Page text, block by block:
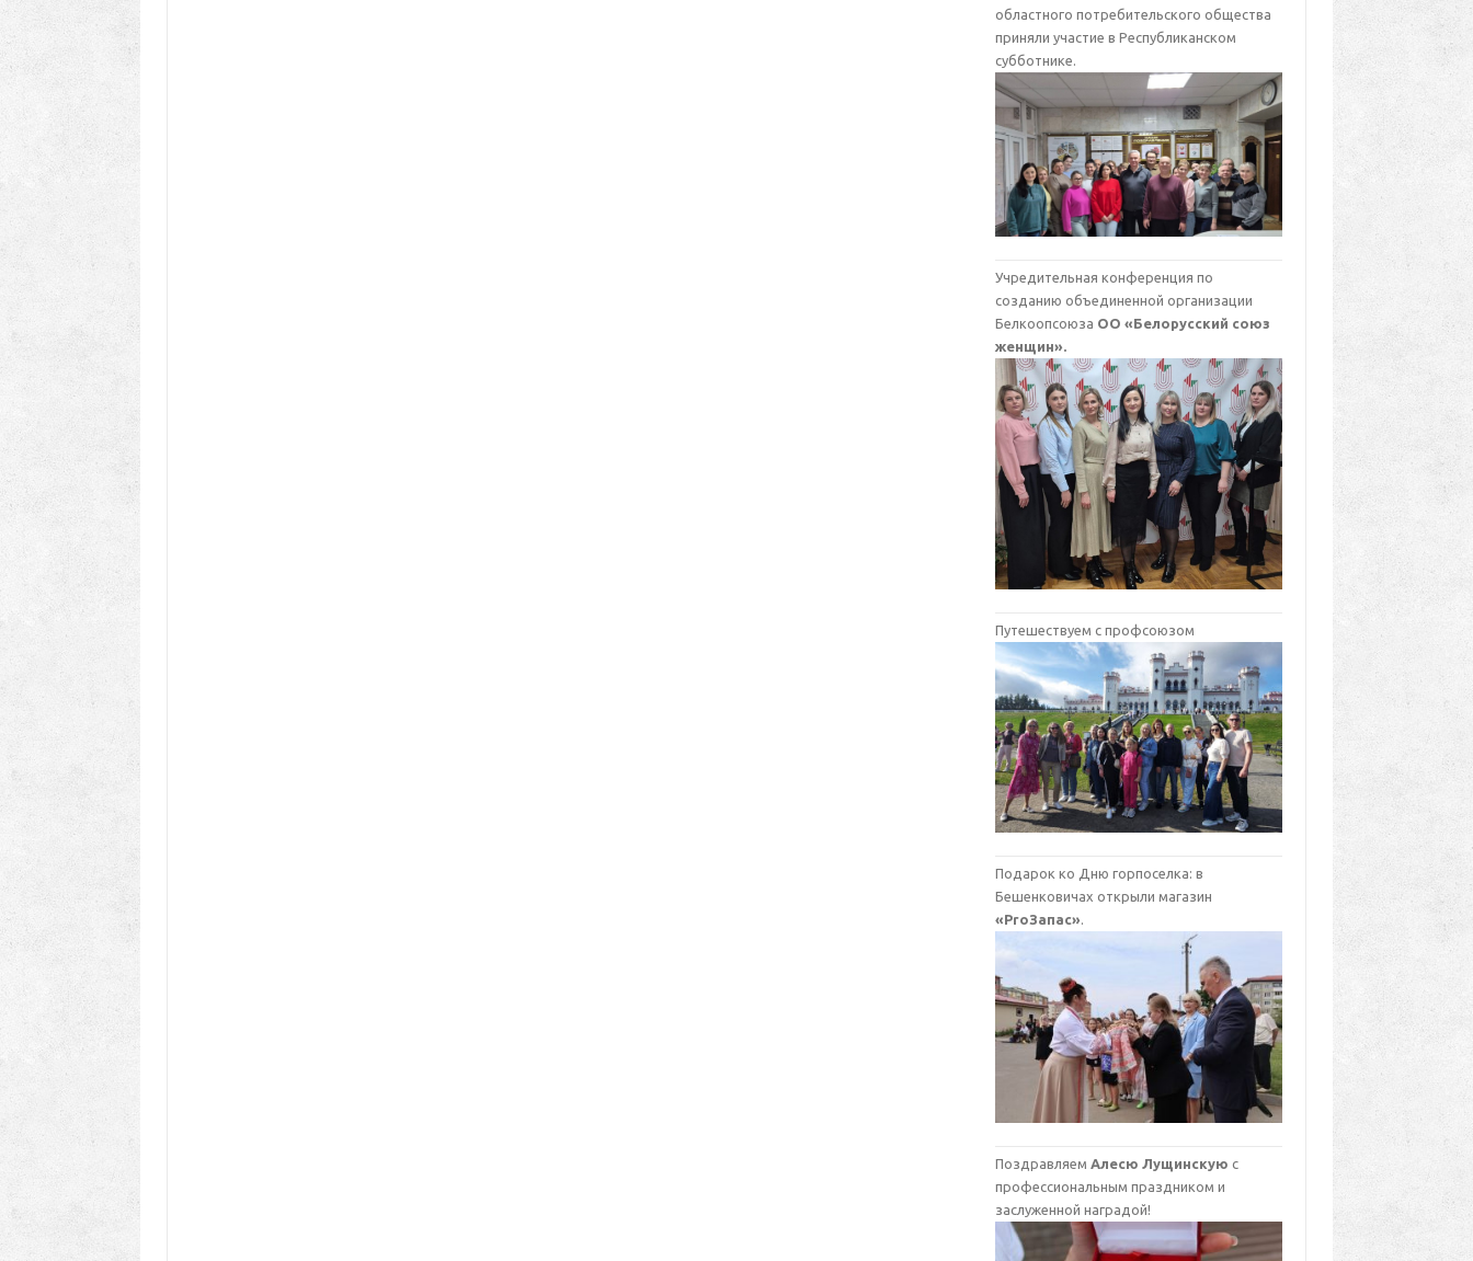
областного потребительского общества
приняли участие в Республиканском
субботнике.
Учредительная конференция по
созданию объединенной организации
Белкоопсоюза ОО «Белорусский союз
женщин».
Путешествуем с профсоюзом
Подарок ко Дню горпоселка: в
Бешенковичах открыли магазин
«ProЗапас».
ПоздравляемАлесю Лущинскую с
профессиональным праздником и
заслуженной наградой!